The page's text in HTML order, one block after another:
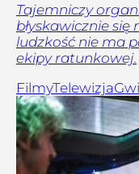
Tajemniczy
błyskawicznie
ludzkość nie ma
ekipy ratunkowej.
FilmyTelewizja